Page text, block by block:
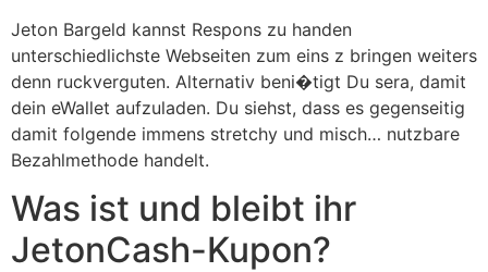
Jeton Bargeld kannst Respons zu handen
unterschiedlichste Webseiten zum eins z bringen weiters
denn ruckverguten. Alternativ beni�tigt Du sera, damit
dein eWallet aufzuladen. Du siehst, dass es gegenseitig
damit folgende immens stretchy und misch… nutzbare
Bezahlmethode handelt.
Was ist und bleibt ihr
JetonCash-Kupon?